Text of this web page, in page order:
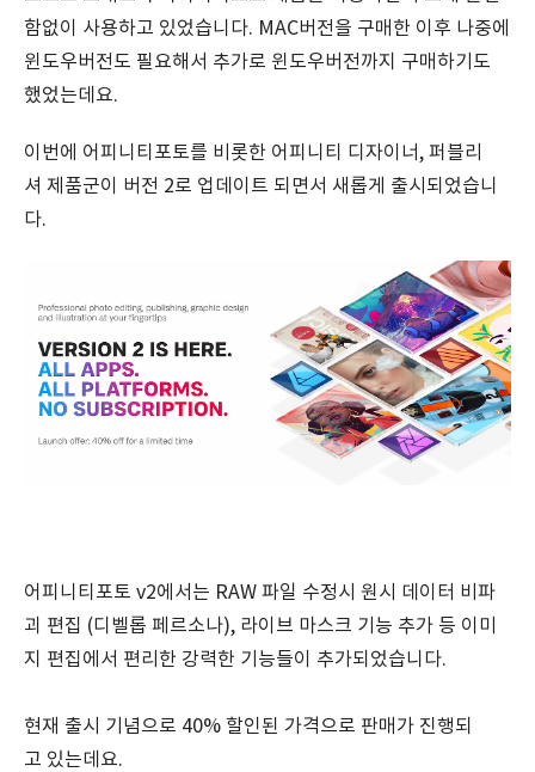
함없이 사용하고 있었습니다. MAC버전을 구매한 이후 나중에
윈도우버전도 필요해서 추가로 윈도우버전까지 구매하기도
했었는데요.
이번에 어피니티포토를 비롯한 어피니티 디자이너, 퍼블리
셔 제품군이 버전 2로 업데이트 되면서 새롭게 출시되었습니
다.
어피니티포토 v2에서는 RAW 파일 수정시 원시 데이터 비파
괴 편집 (디벨롭 페르소나), 라이브 마스크 기능 추가 등 이미
지 편집에서 편리한 강력한 기능들이 추가되었습니다.
현재 출시 기념으로 40% 할인된 가격으로 판매가 진행되
고 있는데요.